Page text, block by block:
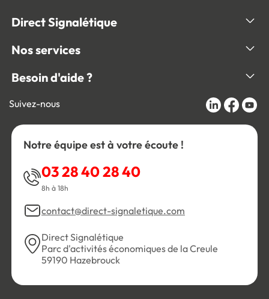
Direct Signalétique
Nos services
Besoin d'aide ?
Suivez-nous
Notre équipe est à votre écoute !
03 28 40 28 40
8h à 18h
contact@direct-signaletique.com
Direct Signalétique
Parc d'activités économiques de la Creule
59190 Hazebrouck